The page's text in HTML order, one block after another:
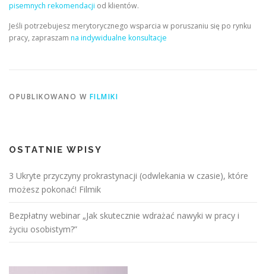
pisemnych rekomendacji od klientów.
Jeśli potrzebujesz merytorycznego wsparcia w poruszaniu się po rynku
pracy, zapraszam na indywidualne konsultacje
OPUBLIKOWANO W FILMIKI
OSTATNIE WPISY
3 Ukryte przyczyny prokrastynacji (odwlekania w czasie), które
możesz pokonać! Filmik
Bezpłatny webinar „Jak skutecznie wdrażać nawyki w pracy i
życiu osobistym?”